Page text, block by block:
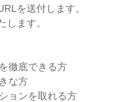
を送付します。
します。
徹底できる方
な方
ョンを取れる方